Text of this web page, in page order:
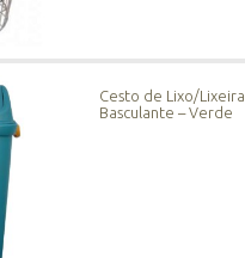
Cesto de Lixo/Lixeira
Basculante – Verde